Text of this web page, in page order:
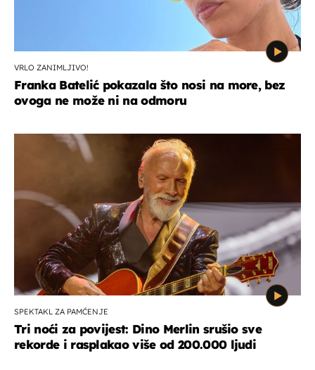
VRLO ZANIMLJIVO!
Franka Batelić pokazala što nosi na more, bez
ovoga ne može ni na odmoru
SPEKTAKL ZA PAMĆENJE
Tri noći za povijest: Dino Merlin srušio sve
rekorde i rasplakao više od 200.000 ljudi